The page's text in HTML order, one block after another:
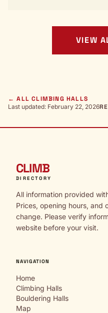
VIEW
← ALL CLIMBING HALLS
Last updated: February 22, 2026
CLIMB
DIRECTORY
All information provided
Prices, opening hours, and
change. Please verify
website before your visit.
NAVIGATION
Home
Climbing Halls
Bouldering Halls
Map